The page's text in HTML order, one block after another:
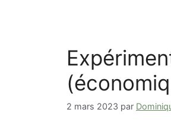
2 mars 2023 par